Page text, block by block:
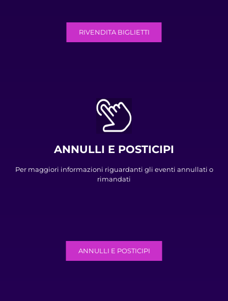
RIVENDITA BIGLIETTI
ANNULLI E POSTICIPI
Per maggiori informazioni riguardanti gli eventi annullati o
rimandati
ANNULLI E POSTICIPI